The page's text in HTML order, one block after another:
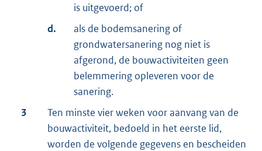
is uitgevoerd; of
d.
als de bodemsanering of
grondwatersanering nog niet is
afgerond, de bouwactiviteiten geen
belemmering opleveren voor de
sanering.
3
Ten minste vier weken voor aanvang van de
bouwactiviteit, bedoeld in het eerste lid,
worden de volgende gegevens en bescheiden